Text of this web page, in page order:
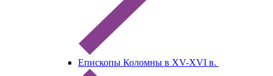
Епископы Коломны в XV-XVI в.